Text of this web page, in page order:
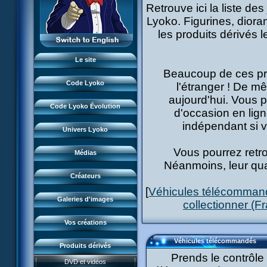
Le site
L'équipe
LyokoRéseau
Professionnels
Code Lyoko
Monstres
Lieux
Dossiers
Lyokostats
Historique CL
Code Lyoko Évolution
XANA
Monstres
Lieux
Dossiers
Lyokostats
Histoire CLE
Univers Lyoko
Garage Kids
Bande dessinée
CL Chronicles
Évènements CL
Source d'inspiration
Interviews
Médias
Musiques
Renders & images HD
Conceptuels
Revue de presse
Subdigitals US
Créateurs
Moonscoop
Norimage
Créateurs CL
Créateurs CLE
Galeries d'images
Code Lyoko
Évolution (Terre)
Évolution (Virtuel)
Renders & images HD
Vos créations
FanArts
FanFictions
FanProjets
Perles du net
Magazine
LyokoMotion
LyokoTube
Produits dérivés
DVD et vidéos
Jeu FR3
Course CL
Retrouve ici la liste
Lyoko. Figurines,
les produits dérivés
Beaucoup de ces
l'étranger ! De
aujourd'hui. Vous
d'occasion en
indépendant si
Vous pourrez
Néanmoins, leur
[Véhicules
collectionner
Véhicules télécommandés
Prends le